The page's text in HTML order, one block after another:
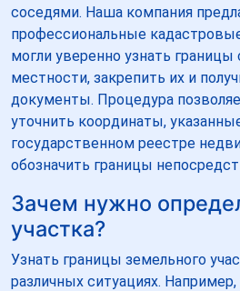
соседями. Наша компания
профессиональные
могли уверенно узнать границы
местности, закрепить их и
документы. Процедура
уточнить координаты,
государственном реестре
обозначить границы
Зачем нужно
участка?
Узнать границы земельного
различных ситуациях.